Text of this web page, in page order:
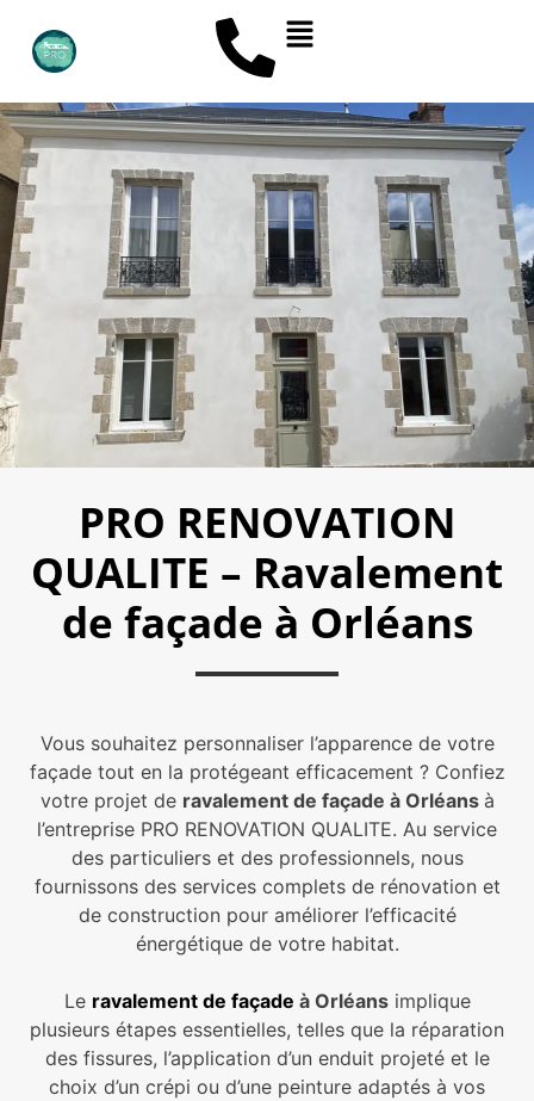
PRO RENOVATION
QUALITE – Ravalement
de façade à Orléans
Vous souhaitez personnaliser l’apparence de votre
façade tout en la protégeant efficacement ? Confiez
votre projet de ravalement de façade à Orléans à
l’entreprise PRO RENOVATION QUALITE. Au service
des particuliers et des professionnels, nous
fournissons des services complets de rénovation et
de construction pour améliorer l’efficacité
énergétique de votre habitat.
Le ravalement de façade à Orléansimplique
plusieurs étapes essentielles, telles que la réparation
des fissures, l’application d’un enduit projeté et le
choix d’un crépi ou d’une peinture adaptés à vos